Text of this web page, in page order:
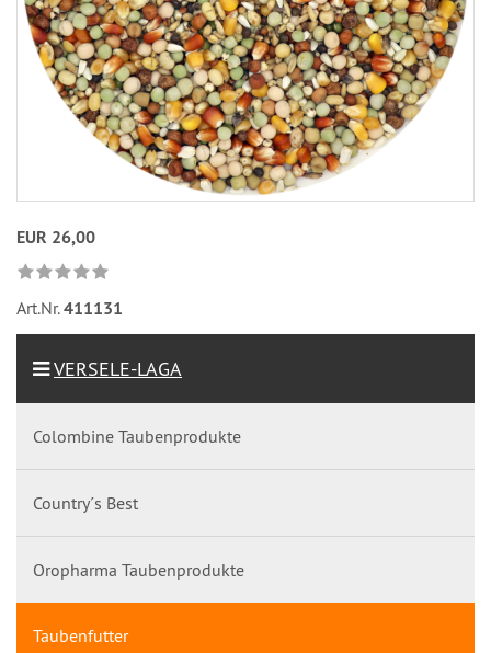
EUR 26,00
Art.Nr.411131
VERSELE-LAGA
Colombine Taubenprodukte
Country´s Best
Oropharma Taubenprodukte
Taubenfutter